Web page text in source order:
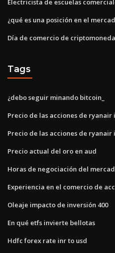
Electricista de escuelas
¿qué es una posición en el
Día de comercio de
Tags
¿debo seguir minando bitcoin_
Precio de las acciones de ryanair
Precio de las acciones de ryanair
Precio actual del oro en aud
Horas de negociación del
Experiencia en el comercio de
Oleaje impacto de inversión 400
En qué etfs invierte bellotas
Hdfc forex rate inr to usd